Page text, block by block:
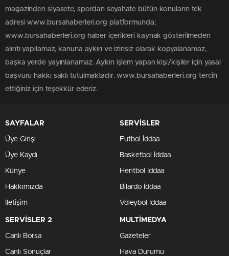
magazinden siyasete, spordan seyahate bütün konuların tek
adresi www.bursahaberleri.org platformunda;
www.bursahaberleri.org haber içerikleri kaynak gösterilmeden
alıntı yapılamaz, kanuna aykırı ve izinsiz olarak kopyalanamaz,
başka yerde yayınlanamaz. Aykırı işlem yapan kişi/kişiler için yasal
başvuru hakkı saklı tutulmaktadır. www.bursahaberleri.org tercih
ettiğiniz için teşekkür ederiz.
SAYFALAR
Üye Girişi
Üye Kaydı
Künye
Hakkımızda
İletişim
SERVİSLER
Futbol İddaa
Basketbol İddaa
Hentbol İddaa
Bilardo İddaa
Voleybol İddaa
SERVİSLER 2
Canlı Borsa
Canlı Sonuçlar
MULTİMEDYA
Gazeteler
Hava Durumu